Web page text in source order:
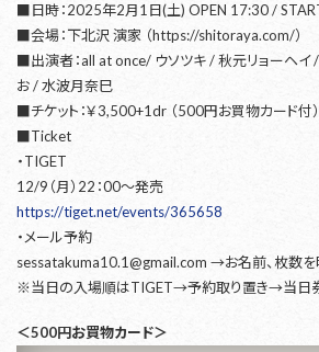
■日時：2025年2月1日(土) OPEN 17:30 /
■会場：下北沢 演家 （https://shitoraya.com/）
■出演者：all at once/ ウソツキ / 秋元リョーヘイ
お / 水波月奈巳
■チケット：￥3,500+1dr （500円お買物カード付）
■Ticket
・TIGET
12/9（月）22：00～発売
https://tiget.net/events/365658
・メール予約
sessatakuma10.1@gmail.com →お名前、枚数を
※当日の入場順はTIGET→予約取り置き→当日券
＜500円お買物カード＞